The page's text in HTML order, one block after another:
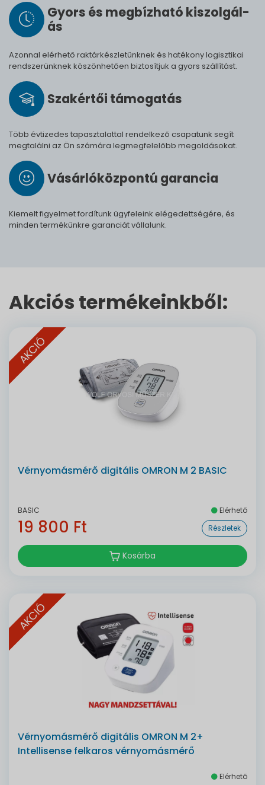
Gyors és meg­bíz­ha­tó ki­szol­gál­
ás
Azonnal elérhető raktárkészletünknek és hatékony logisztikai
rendszerünknek köszönhetően biztosítjuk a gyors szállítást.
Szak­értői tá­mo­ga­tás
Több évtizedes tapasztalattal rendelkező csapatunk segít
megtalálni az Ön számára legmegfelelőbb megoldásokat.
Vásárló­köz­pontú ga­ran­cia
Kiemelt figyelmet fordítunk ügyfeleink elégedettségére, és
minden termékünkre garanciát vállalunk.
Akciós termékeinkből:
AKCIÓ
Vérnyomásmérő digitális OMRON M 2 BASIC
BASIC Elérhető
19 800 Ft Részletek
Kosárba
AKCIÓ
Vérnyomásmérő digitális OMRON M 2+
Intellisense felkaros vérnyomásmérő
Elérhető